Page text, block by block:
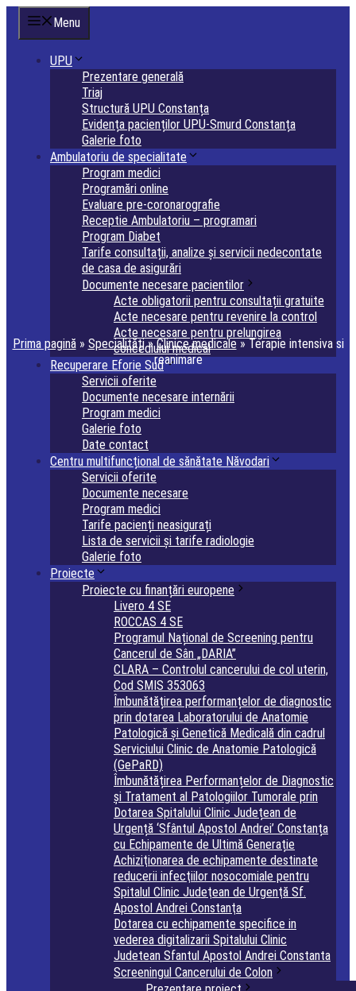
Sari
conținut
Menu
UPU
Prezentare generală
Triaj
Structură UPU Constanța
Evidența pacienților UPU-Smurd Constanța
Galerie foto
Ambulatoriu de specialitate
Program medici
Programări online
Evaluare pre-coronarografie
Receptie Ambulatoriu – programari
Program Diabet
Tarife consultații, analize și servicii nedecontate
de casa de asigurări
Documente necesare pacientilor
Acte obligatorii pentru consultații gratuite
Acte necesare pentru revenire la control
Acte necesare pentru prelungirea
concediului medical
Recuperare Eforie Sud
Servicii oferite
Documente necesare internării
Program medici
Galerie foto
Date contact
Centru multifuncțional de sănătate Năvodari
Servicii oferite
Documente necesare
Program medici
Tarife pacienți neasigurați
Lista de servicii și tarife radiologie
Galerie foto
Proiecte
Proiecte cu finanțări europene
Livero 4 SE
ROCCAS 4 SE
Programul Național de Screening pentru
Cancerul de Sân „DARIA”
CLARA – Controlul cancerului de col uterin,
Cod SMIS 353063
Îmbunătățirea performanțelor de diagnostic
prin dotarea Laboratorului de Anatomie
Patologică și Genetică Medicală din cadrul
Serviciului Clinic de Anatomie Patologică
(GePaRD)
Îmbunătățirea Performanțelor de Diagnostic
și Tratament al Patologiilor Tumorale prin
Dotarea Spitalului Clinic Județean de
Urgență ‘Sfântul Apostol Andrei’ Constanța
cu Echipamente de Ultimă Generație
Achiziţionarea de echipamente destinate
reducerii infecţiilor nosocomiale pentru
Spitalul Clinic Judeţean de Urgenţă Sf.
Apostol Andrei Constanţa
Dotarea cu echipamente specifice in
vederea digitalizarii Spitalului Clinic
Judetean Sfantul Apostol Andrei Constanta
Screeningul Cancerului de Colon
Prima pagină » Specialități » Clinice medicale »Terapie intensiva si
reanimare